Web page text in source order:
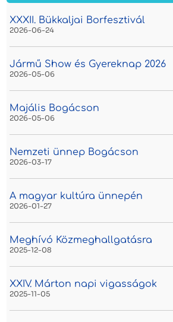
XXXII. Bükkaljai Borfesztivál
2026-06-24
Jármű Show és Gyereknap 2026
2026-05-06
Majális Bogácson
2026-05-06
Nemzeti ünnep Bogácson
2026-03-17
A magyar kultúra ünnepén
2026-01-27
Meghívó Közmeghallgatásra
2025-12-08
XXIV. Márton napi vigasságok
2025-11-05